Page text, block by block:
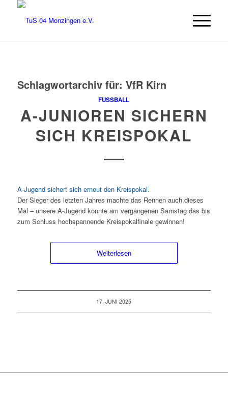
Schlagwortarchiv für: VfR Kirn
FUSSBALL
A-JUNIOREN SICHERN
SICH KREISPOKAL
A-Jugend sichert sich erneut den Kreispokal.
Der Sieger des letzten Jahres machte das Rennen auch dieses
Mal – unsere A-Jugend konnte am vergangenen Samstag das bis
zum Schluss hochspannende Kreispokalfinale gewinnen!
Weiterlesen
17. JUNI 2025